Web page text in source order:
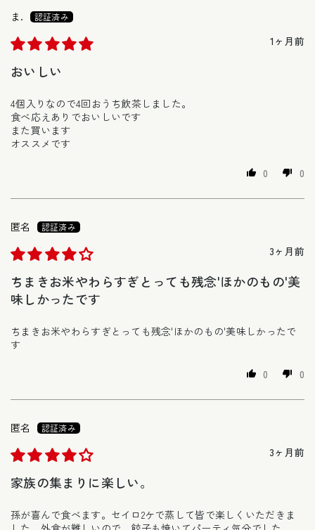
1ヶ月前
ま.
おいしい
4個入りなので4回おうち飲茶しました。
食べ応えありでおいしいです
また買います
オススメです
0 0
3ヶ月前
匿名
ちまきお米やわらすぎとっても残念'ほかのもの'美
味しかったです
ちまきお米やわらすぎとっても残念'ほかのもの'美味しかったで
す
0 0
3ヶ月前
匿名
家族の集まりに楽しい。
孫が喜んで食べます。セイロ2ケで蒸して皆で楽しくいただきま